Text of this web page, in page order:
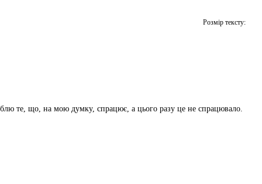
Розмір тексту:
те, що, на мою думку, спрацює, а цього разу це не спрацювало.